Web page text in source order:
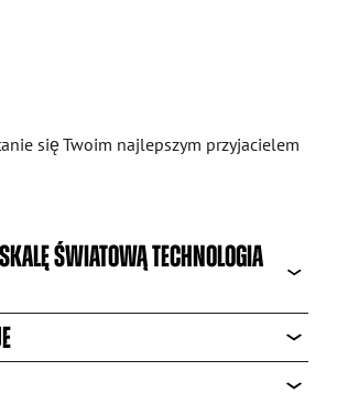
się Twoim najlepszym przyjacielem
ŚWIATOWĄ TECHNOLOGIA